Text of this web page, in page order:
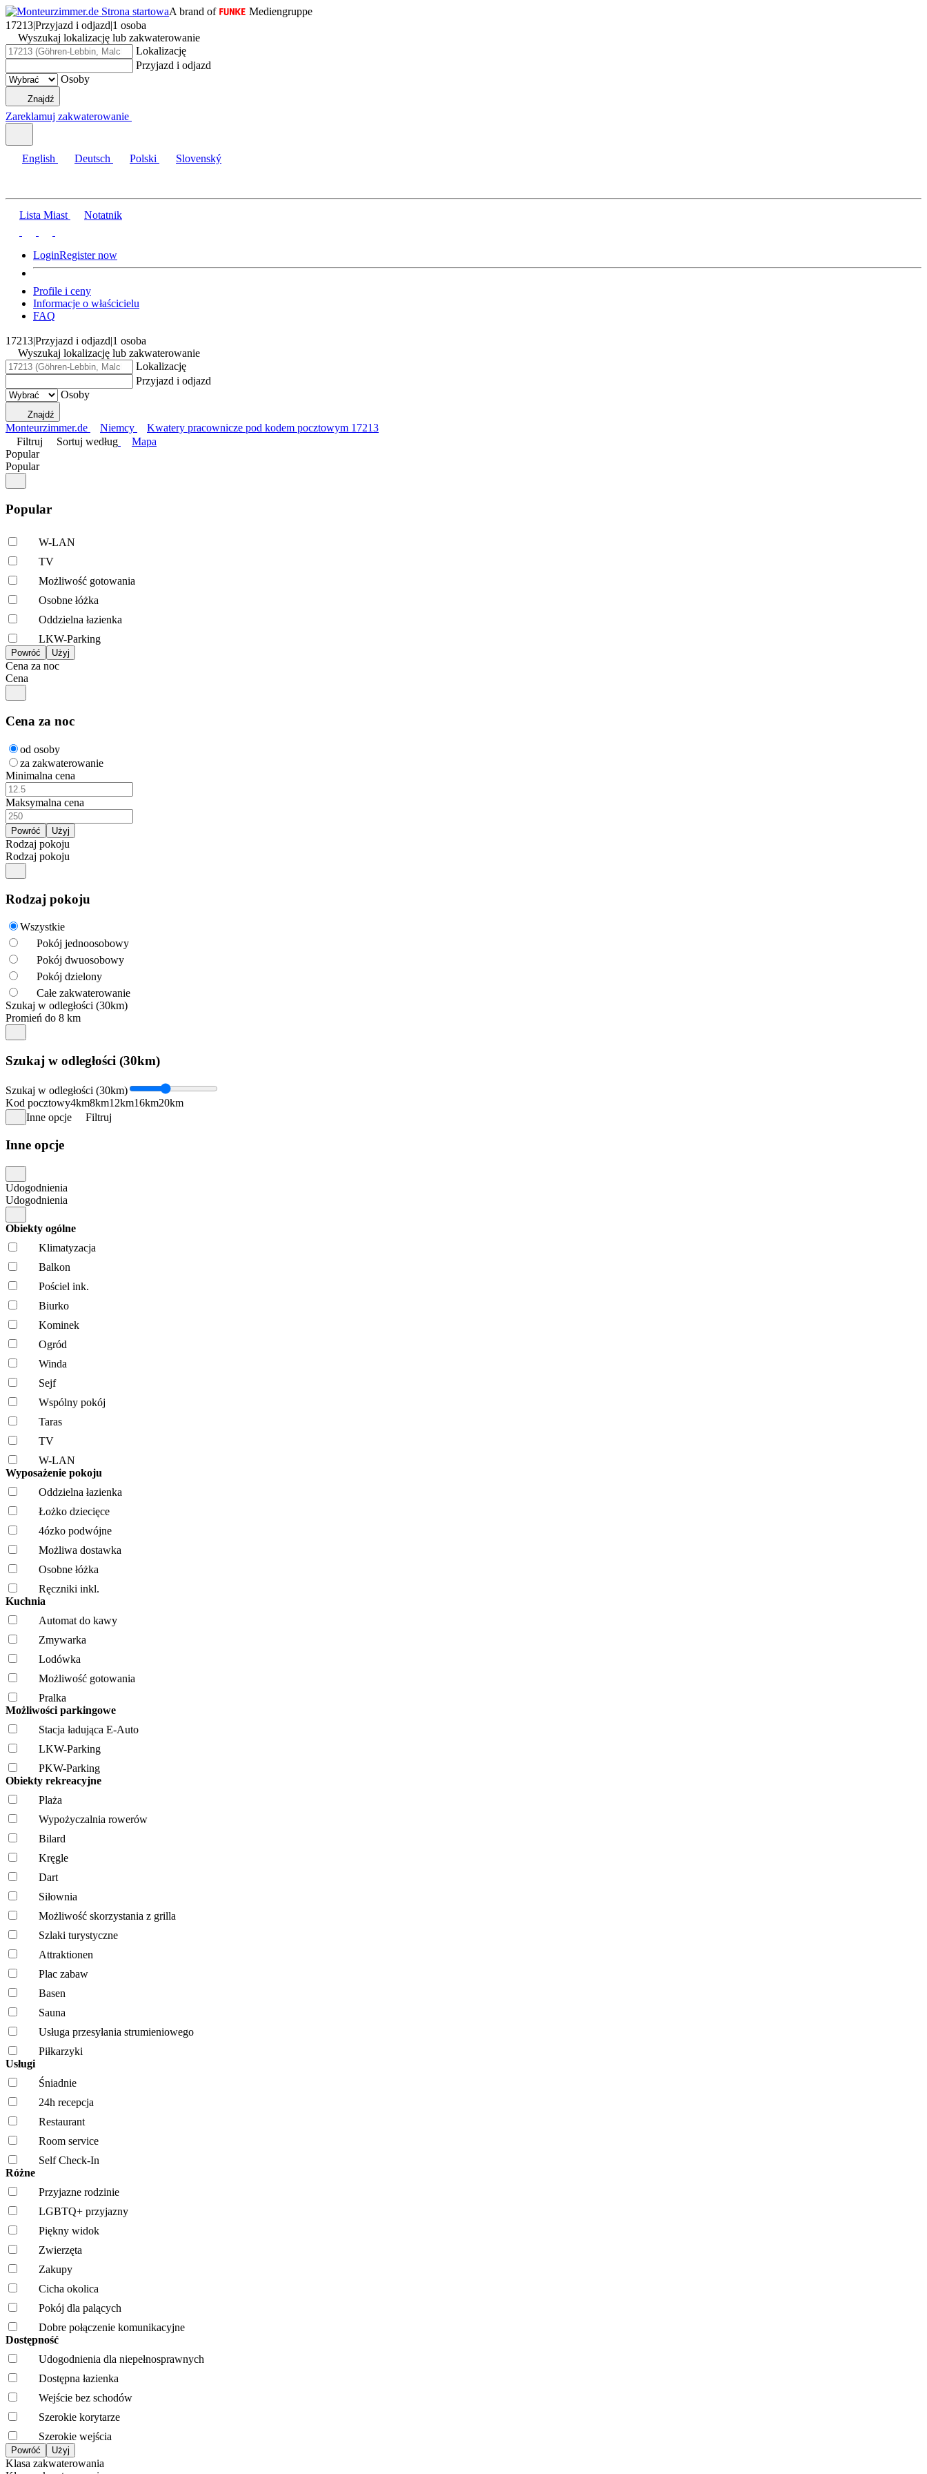
A brand of
Mediengruppe
17213|Przyjazd i odjazd|1 osoba
Wyszukaj lokalizację lub zakwaterowanie
Lokalizację
Przyjazd i odjazd
Osoby
Znajdź
Zareklamuj zakwaterowanie
English Deutsch Polski Slovenský
Lista Miast Notatnik
LoginRegister now
Profile i ceny
Informacje o właścicielu
FAQ
17213|Przyjazd i odjazd|1 osoba
Wyszukaj lokalizację lub zakwaterowanie
Lokalizację
Przyjazd i odjazd
Osoby
Znajdź
Monteurzimmer.de Niemcy
Kwatery pracownicze pod kodem pocztowym 17213
Filtruj
Sortuj według
Mapa
Popular
Popular
Popular
W-LAN
TV
Możliwość gotowania
Osobne łóżka
Oddzielna łazienka
LKW-Parking
Cena za noc
Cena
Cena za noc
od osoby
za zakwaterowanie
Minimalna cena
Maksymalna cena
Rodzaj pokoju
Rodzaj pokoju
Rodzaj pokoju
Wszystkie
Pokój jednoosobowy
Pokój dwuosobowy
Pokój dzielony
Całe zakwaterowanie
Szukaj w odległości (30km)
Promień do 8 km
Szukaj w odległości (30km)
Szukaj w odległości (30km)
Kod pocztowy4km8km12km16km20km
Inne opcje
Filtruj
Inne opcje
Udogodnienia
Udogodnienia
Obiekty ogólne
Klimatyzacja
Balkon
Pościel ink.
Biurko
Kominek
Ogród
Winda
Sejf
Wspólny pokój
Taras
TV
W-LAN
Wyposażenie pokoju
Oddzielna łazienka
Łożko dziecięce
4ózko podwójne
Możliwa dostawka
Osobne łóżka
Ręczniki inkl.
Kuchnia
Automat do kawy
Zmywarka
Lodówka
Możliwość gotowania
Pralka
Możliwości parkingowe
Stacja ładująca E-Auto
LKW-Parking
PKW-Parking
Obiekty rekreacyjne
Plaża
Wypożyczalnia rowerów
Bilard
Kręgle
Dart
Siłownia
Możliwość skorzystania z grilla
Szlaki turystyczne
Attraktionen
Plac zabaw
Basen
Sauna
Usługa przesyłania strumieniowego
Piłkarzyki
Usługi
Śniadnie
24h recepcja
Restaurant
Room service
Self Check-In
Różne
Przyjazne rodzinie
LGBTQ+ przyjazny
Piękny widok
Zwierzęta
Zakupy
Cicha okolica
Pokój dla palących
Dobre połączenie komunikacyjne
Dostępność
Udogodnienia dla niepełnosprawnych
Dostępna łazienka
Wejście bez schodów
Szerokie korytarze
Szerokie wejścia
Klasa zakwaterowania